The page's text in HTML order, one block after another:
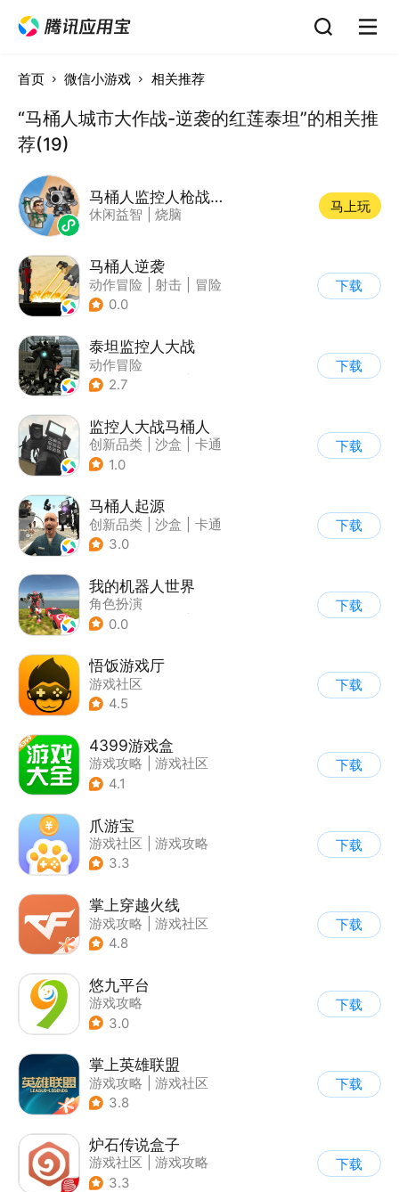
首页 微信小游戏 相关推荐
“马桶人城市大作战-逆袭的红莲泰坦”的相关推
荐(19)
马桶人监控人枪战逆袭
休闲益智 烧脑
马上玩
马桶人逆袭
动作冒险 射击
冒险
| 像素风
0.0
下载
泰坦监控人大战
动作冒险
| 第一人称射击
2.7
下载
监控人大战马桶人
创新品类 沙盒
卡通
| 建造
1.0
下载
马桶人起源
创新品类 沙盒
卡通
| 建造
3.0
下载
我的机器人世界
角色扮演
| 第三人称射击
0.0
下载
悟饭游戏厅
游戏社区
4.5
下载
4399游戏盒
游戏攻略
游戏社区
4.1
下载
爪游宝
游戏社区
游戏攻略
3.3
下载
掌上穿越火线
游戏攻略
游戏社区
4.8
下载
悠九平台
游戏攻略
3.0
下载
掌上英雄联盟
游戏攻略
游戏社区
3.8
下载
炉石传说盒子
游戏社区
游戏攻略
3.3
下载